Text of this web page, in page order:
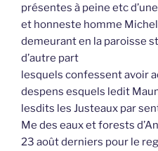
présentes à peine etc
et honneste homme
demeurant en la paroisse
d’autre part
lesquels confessent avoir
despens esquels ledit
lesdits les Justeaux par
Me des eaux et forests
23 août derniers pour le